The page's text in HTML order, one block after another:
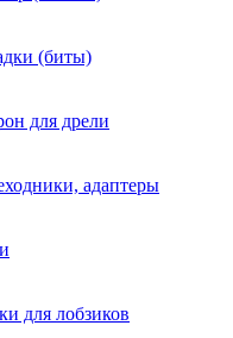
(биты)
для дрели
адаптеры
для лобзиков